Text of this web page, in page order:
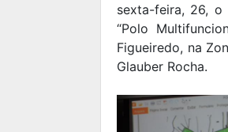
sexta-feira, 26, o
“Polo
Figueiredo, na
Glauber Rocha.